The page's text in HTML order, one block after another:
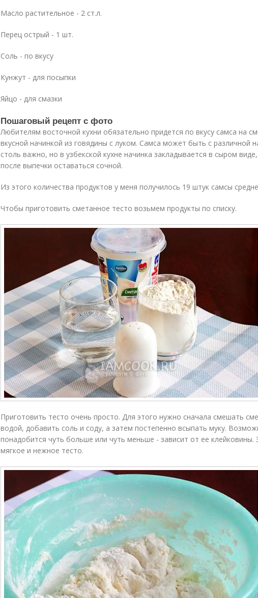
Масло растительное - 2 ст.л.
Перец острый - 1 шт.
Соль - по вкусу
Кунжут - для посыпки
Яйцо - для смазки
Пошаговый рецепт с фото
Любителям восточной кухни обязательно придется по вкусу самса на
вкусной начинкой из говядины с луком. Самса может быть с различной
столь важно, но в узбекской кухне начинка закладывается в сыром
после выпечки оставаться сочной.
Из этого количества продуктов у меня получилось 19 штук самсы
Чтобы приготовить сметанное тесто возьмем продукты по списку.
Приготовить тесто очень просто. Для этого нужно сначала смешать
водой, добавить соль и соду, а затем постепенно всыпать муку.
понадобится чуть больше или чуть меньше - зависит от ее клейковины.
мягкое и нежное тесто.